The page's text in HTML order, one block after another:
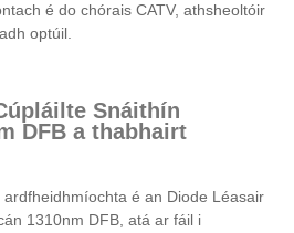
é do chórais CATV, athsheoltóir
optúil.
Snáithín
DFB a thabhairt
é an Diode Léasair
1310nm DFB, atá ar fáil i